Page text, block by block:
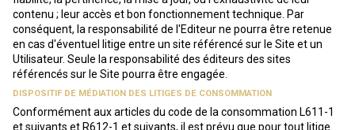
contenu ; leur accès et bon fonctionnement technique. Par
conséquent, la responsabilité de l'Editeur ne pourra être retenue
en cas d'éventuel litige entre un site référencé sur le Site et un
Utilisateur. Seule la responsabilité des éditeurs des sites
référencés sur le Site pourra être engagée.
DISPOSITIF DE MÉDIATION DES LITIGES DE CONSOMMATION
Conformément aux articles du code de la consommation L611-1
et suivants et R612-1 et suivants, il est prévu que pour tout litige